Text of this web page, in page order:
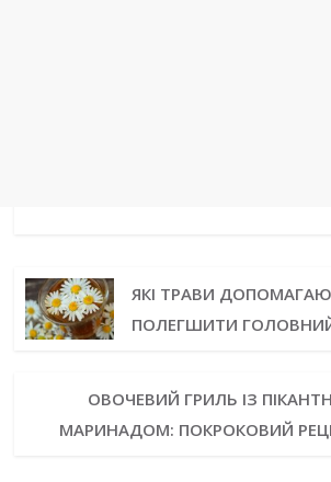
ЯКІ ТРАВИ
ПОЛЕГШИТИ
ОВОЧЕВИЙ ГРИЛЬ ІЗ
МАРИНАДОМ: ПОКРОКОВИЙ